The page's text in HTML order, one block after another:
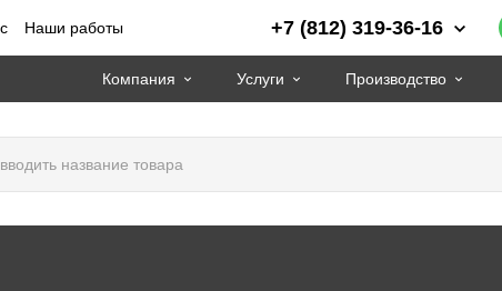
Наши работы +7 (812) 319-36-16
Компания Услуги Производство